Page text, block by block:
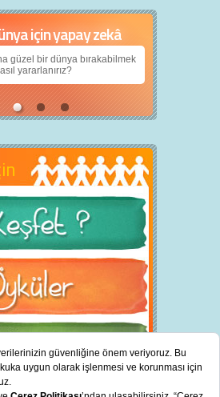
için yapay zekâ
güzel bir dünya bırakabilmek
yararlanırız?